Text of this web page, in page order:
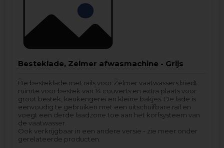
Besteklade, Zelmer afwasmachine - Grijs
De besteklade met rails voor Zelmer vaatwassers biedt
ruimte voor bestek van 14 couverts en extra plaats voor
groot bestek, keukengerei en kleine bakjes. De lade is
eenvoudig te gebruiken met een uitschuifbare rail en
voegt een derde laadzone toe aan het korfsysteem van
de vaatwasser.
Ook verkrijgbaar in een andere versie - zie meer onder
gerelateerde producten.